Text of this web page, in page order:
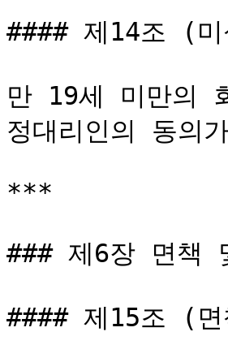
#### 제14조 (미
만 19세 미만의
정대리인의 동의
***
### 제6장 면책
#### 제15조 (면